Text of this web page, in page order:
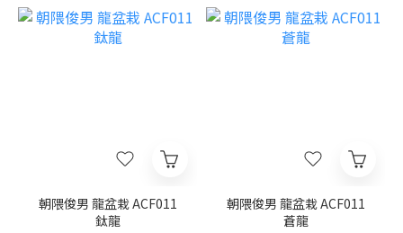
朝隈俊男 龍盆栽 ACF011
鈦龍
朝隈俊男 龍盆栽 ACF011
蒼龍